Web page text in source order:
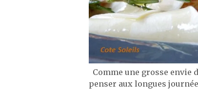
Comme une grosse envie
penser aux longues